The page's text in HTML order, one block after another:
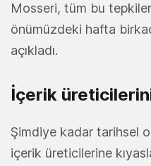
Mosseri, tüm bu
önümüzdeki hafta
açıkladı.
İçerik
Şimdiye kadar tarihsel
içerik üreticilerine